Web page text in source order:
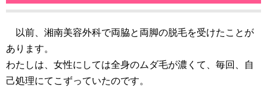
以前、湘南美容外科で両脇と両脚の脱毛を受けたことが
あります。
わたしは、女性にしては全身のムダ毛が濃くて、毎回、自
己処理にてこずっていたのです。